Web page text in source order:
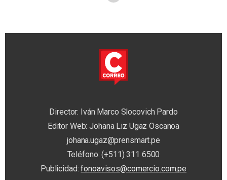
Director: Iván Marco Slocovich Pardo
Editor Web: Johana Liz Ugaz Oscanoa
johana.ugaz@prensmart.pe
Teléfono: (+511) 311 6500
Publicidad:fonoavisos@comercio.com.pe